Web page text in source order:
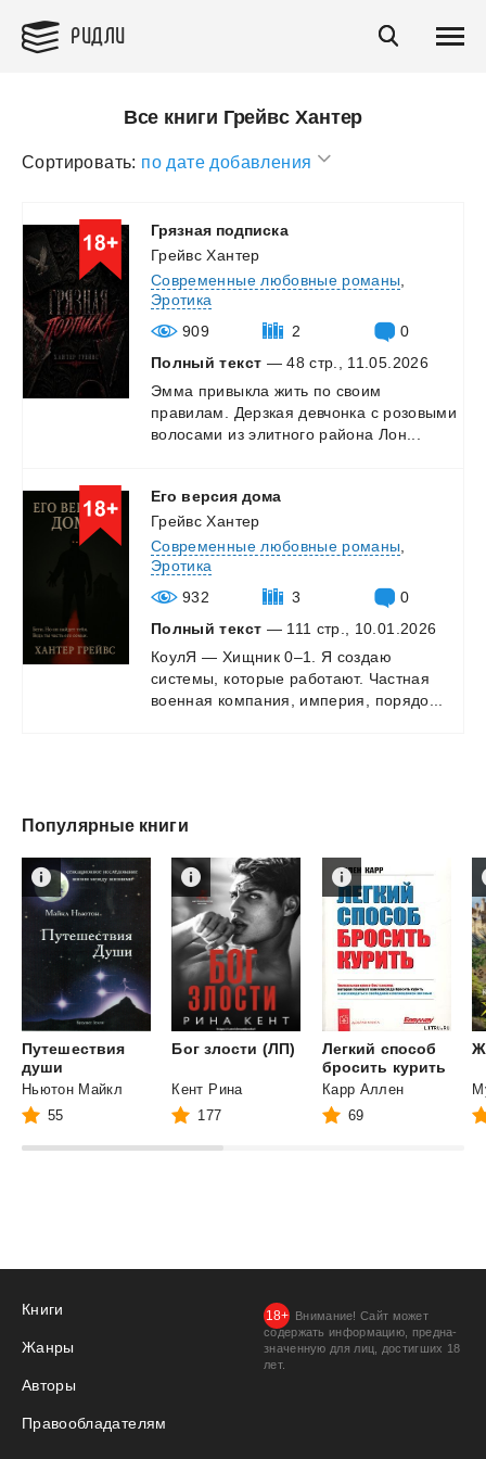
РИДЛИ
Все книги Грейвс Хантер
Сортировать: по дате добавления
Грязная подписка
Грейвс Хантер
Современные любовные романы
Эротика
909
2
0
Полный текст — 48 стр., 11.05.2026
Эмма привыкла жить по своим
правилам.
Дерзкая девчонка с розовыми
волосами из элитного района Лон...
Его версия дома
Грейвс Хантер
Современные любовные романы
Эротика
932
3
0
Полный текст — 111 стр., 10.01.2026
КоулЯ — Хищник 0–1. Я создаю
системы,
которые работают. Частная
военная компания, империя, порядо...
Популярные книги
Путешествия
души
Ньютон Майкл
55
Бог злости (ЛП)
Кент Рина
177
Легкий способ
бросить курить
Карр Аллен
69
Книги
Жанры
Авторы
Правообладателям
Внимание! Сайт может
содержать информацию, предна­
значенную для лиц, дости­гших 18
лет.